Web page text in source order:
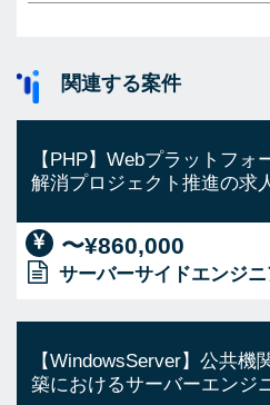
関連する案件
【PHP】Webプラットフ
解消プロジェクト推進の求
〜¥860,000
サーバーサイドエンジ
【WindowsServer】公共機
築におけるサーバーエンジ